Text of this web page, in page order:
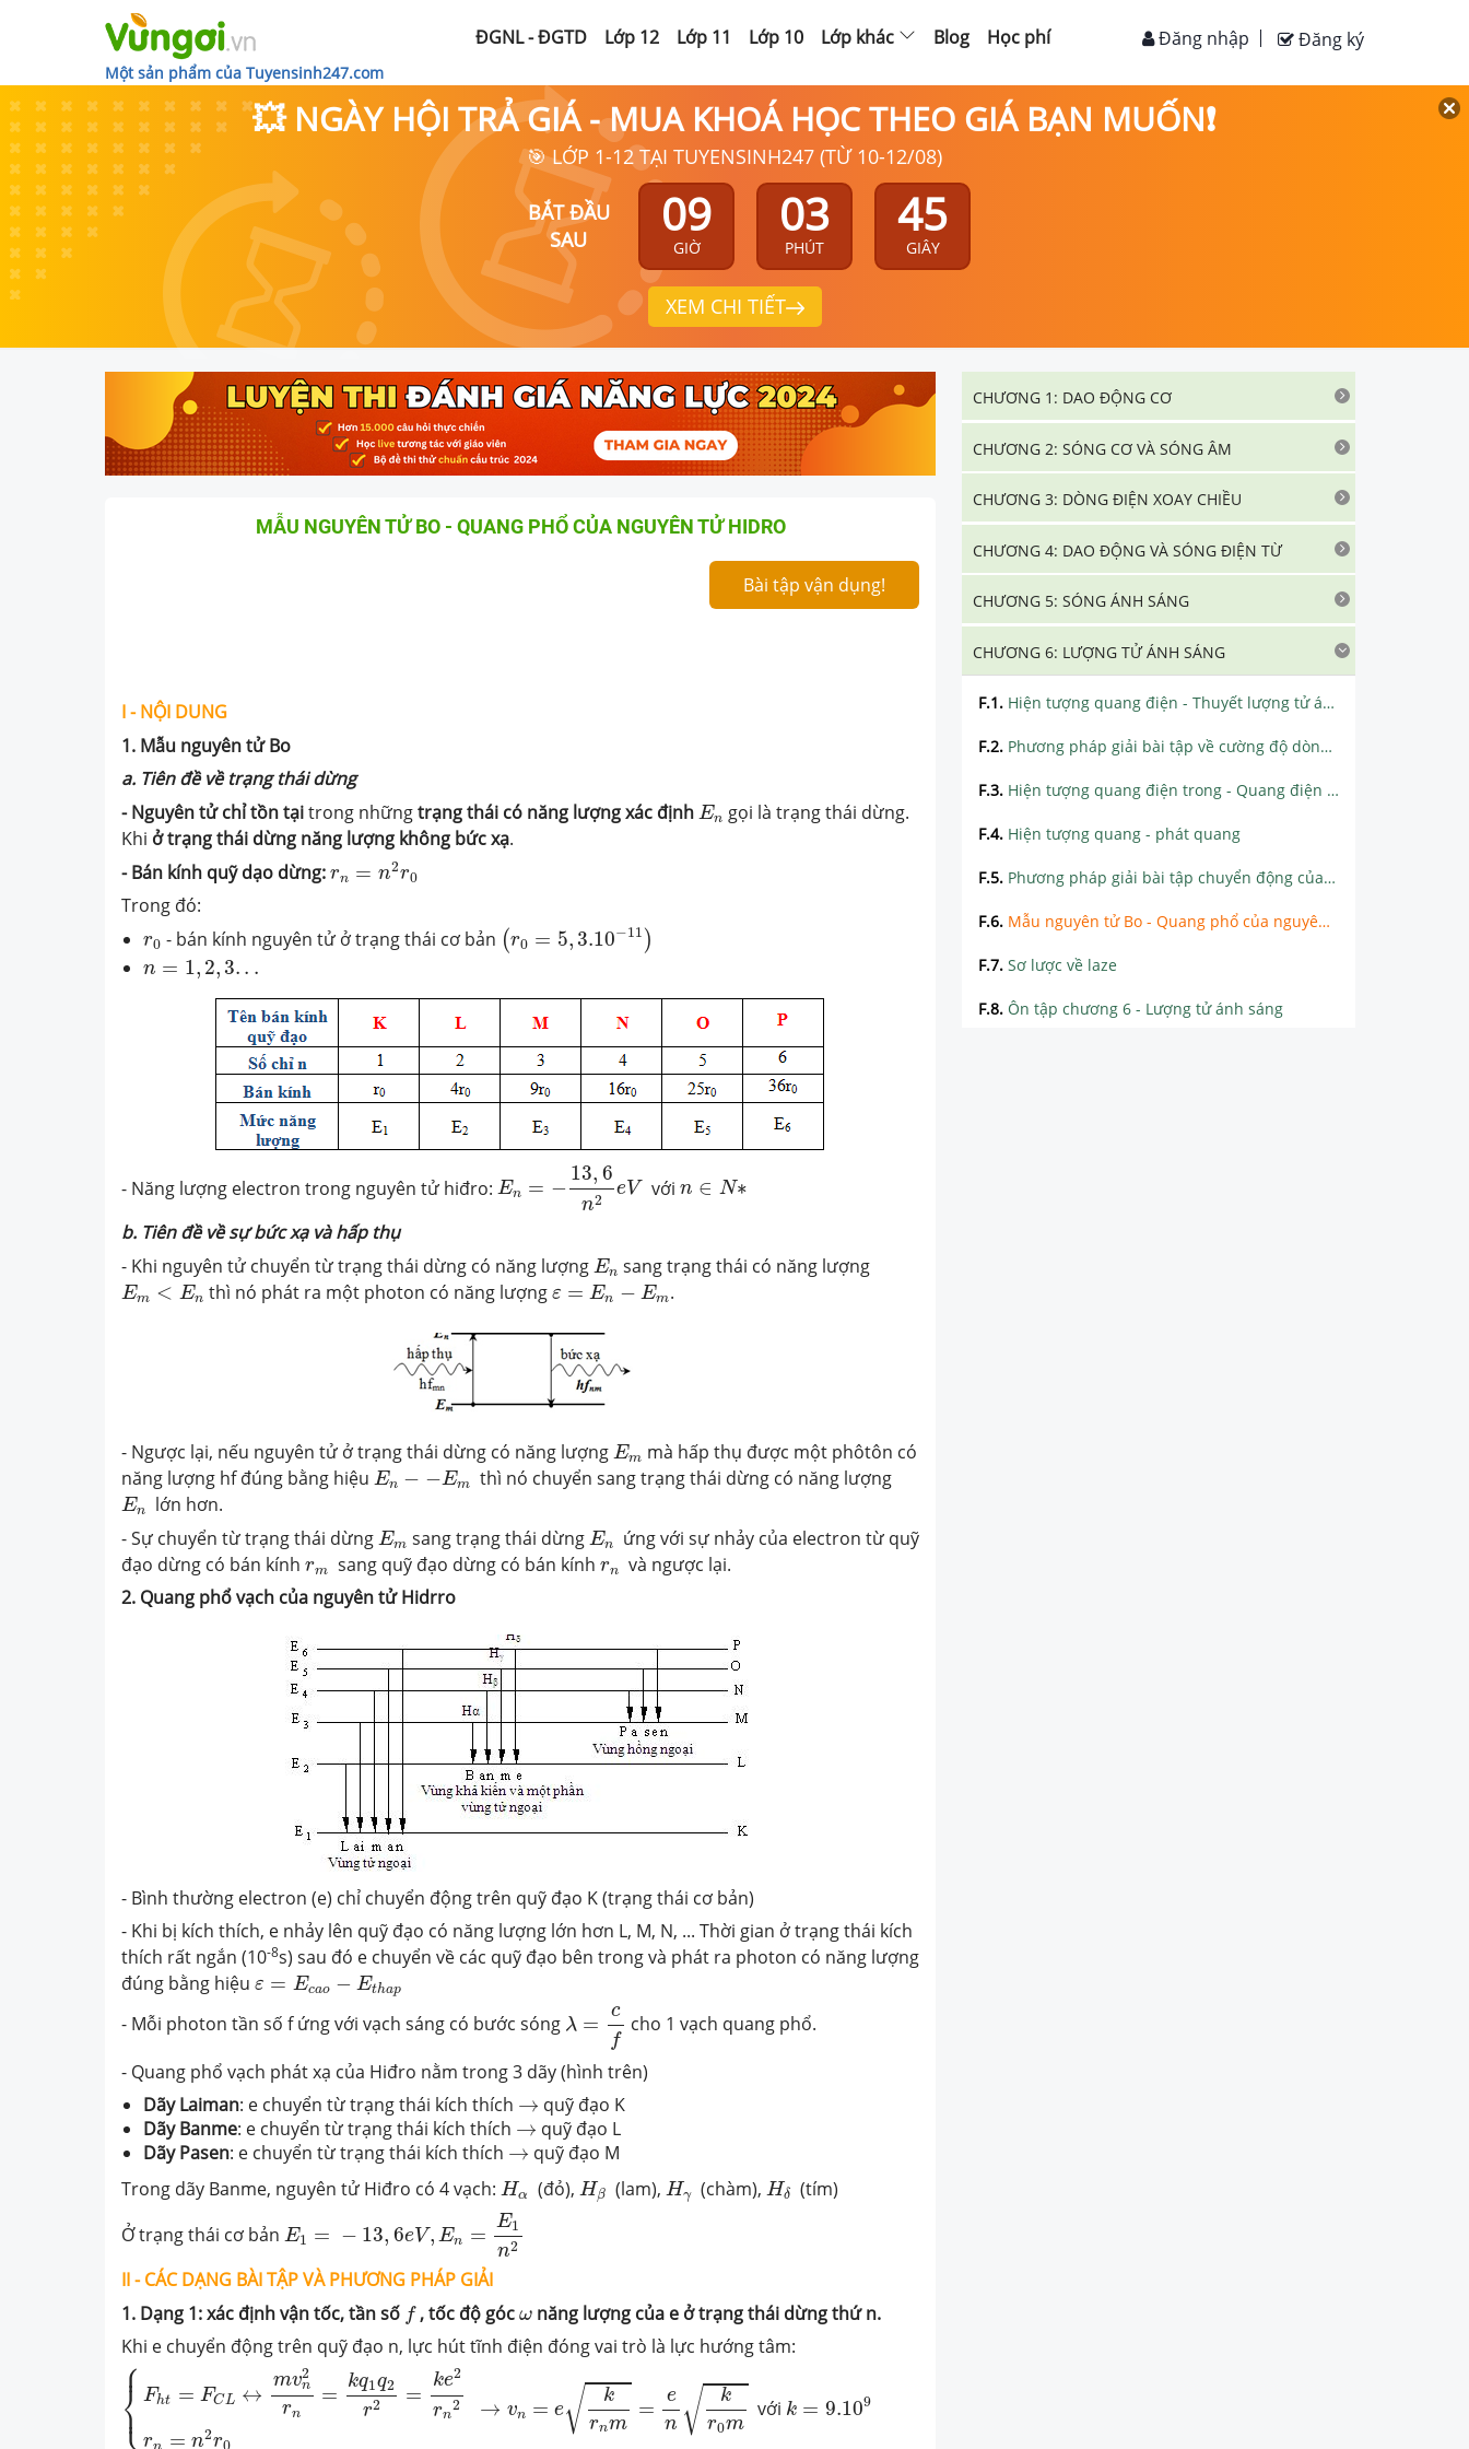
Một sản phẩm của Tuyensinh247.com
ĐGNL - ĐGTD Lớp 12 Lớp 11 Lớp 10 Lớp khác Blog Học phí Đăng ký
Đăng nhập
💥 NGÀY HỘI TRẢ GIÁ - MUA KHOÁ HỌC THEO GIÁ BẠN MUỐN❗
🎯 LỚP 1-12 TẠI TUYENSINH247 (TỪ 10-12/08)
BẮT ĐẦU
SAU
09
GIỜ
03
PHÚT
44
GIÂY
XEM CHI TIẾT
MẪU NGUYÊN TỬ BO - QUANG PHỔ CỦA NGUYÊN TỬ HIDRO
Bài tập vận dụng!
I - NỘI DUNG
1. Mẫu nguyên tử Bo
a. Tiên đề về trạng thái dừng
- Nguyên tử chỉ tồn tạitrong nhữngtrạng thái có năng lượng xác định En
En gọi là trạng thái dừng.
Khi ở trạng thái dừng năng lượng không bức xạ.
- Bán kính quỹ dạo dừng: rn = n2r0
r
Trong đó:
r0
r0 - bán kính nguyên tử ở trạng thái cơ bản (r0 = 5,3.10−11 )
(r 3.10−11)
n = 1, 2,3. . .
n =1 2 3 ..
- Năng lượng electron trong nguyên tử hiđro: En = −
13, 6
n2
eV
,6n 2
với n ∈ N∗
n ∈ N∗
b. Tiên đề về sự bức xạ và hấp thụ
- Khi nguyên tử chuyển từ trạng thái dừng có năng lượng En
En sang trạng thái có năng lượng
Em < En
Em<En thì nó phát ra một photon có năng lượng ε = En − Em
ε=En−E m .
- Ngược lại, nếu nguyên tử ở trạng thái dừng có năng lượng Em
Em
mà hấp thụ được một phôtôn có
năng lượng hf đúng bằng hiệu En − −Em
En− m thì nó chuyển sang trạng thái dừng có năng lượng
En
En
lớn hơn.
- Sự chuyển từ trạng thái dừng Em
Em sang trạng thái dừng En
En
ứng với sự nhảy của electron từ quỹ
đạo dừng có bán kính rm
rm sang quỹ đạo dừng có bán kính rn
rn và ngược lại.
2. Quang phổ vạch của nguyên tử Hidrro
- Bình thường electron (e) chỉ chuyển động trên quỹ đạo K (trạng thái cơ bản)
- Khi bị kích thích, e nhảy lên quỹ đạo có năng lượng lớn hơn L, M, N, ... Thời gian ở trạng thái kích
thích rất ngắn (10-8s) sau đó e chuyển về các quỹ đạo bên trong và phát ra photon có năng lượng
đúng bằng hiệu ε = Ecao − Ethap
ε Eca ha
- Mỗi photon tần số f ứng với vạch sáng có bước sóng λ =
c
f
cho 1 vạch quang phổ.
- Quang phổ vạch phát xạ của Hiđro nằm trong 3 dãy (hình trên)
Dãy Laiman: e chuyển từ trạng thái kích thích →
→ quỹ đạo K
Dãy Banme: e chuyển từ trạng thái kích thích →
→ quỹ đạo L
Dãy Pasen: e chuyển từ trạng thái kích thích →
→ quỹ đạo M
Trong dãy Banme, nguyên tử Hiđro có 4 vạch: Hα
Hα (đỏ), Hβ
Hβ (lam),Hγ
Hγ (chàm),Hδ
Hδ (tím)
Ở trạng thái cơ bản E1 = − 13, 6eV, En =
E1
n2
II - CÁC DẠNG BÀI TẬP VÀ PHƯƠNG PHÁP GIẢI
1. Dạng 1: xác định vận tốc, tần số f
f, tốc độ gócω
ω năng lượng của e ở trạng thái dừng thứ n.
Khi e chuyển động trên quỹ đạo n, lực hút tĩnh điện đóng vai trò là lực hướng tâm:
⎧
⎪
⎨
⎪
⎩ Fht = FCL ↔
mv2
n
rn
=
kq1q2
r2 =
ke2
rn
2
rn = n2r0
→ vn = e√
k
rnm
=
e
n √
k
r0m
F n= 1 2 rn
với k = 9.109
k 9.109
CHƯƠNG 1: DAO ĐỘNG CƠ
CHƯƠNG 2: SÓNG CƠ VÀ SÓNG ÂM
CHƯƠNG 3: DÒNG ĐIỆN XOAY CHIỀU
CHƯƠNG 4: DAO ĐỘNG VÀ SÓNG ĐIỆN TỪ
CHƯƠNG 5: SÓNG ÁNH SÁNG
CHƯƠNG 6: LƯỢNG TỬ ÁNH SÁNG
F.1. Hiện tượng quang điện - Thuyết lượng tử ánh sáng
F.2. Phương pháp giải bài tập về cường độ dòng quang điện bão hòa và hiệu suất lượng tử
F.3. Hiện tượng quang điện trong - Quang điện trở - Pin quang điện
F.4. Hiện tượng quang - phát quang
F.5. Phương pháp giải bài tập chuyển động của electron quang điện trong điện trường đều và từ trường đều
F.6. Mẫu nguyên tử Bo - Quang phổ của nguyên tử Hidro
F.7. Sơ lược về laze
F.8. Ôn tập chương 6 - Lượng tử ánh sáng